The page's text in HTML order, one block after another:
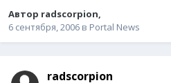
Автор radscorpion,
6 сентября, 2006 в Portal News
radscorpion